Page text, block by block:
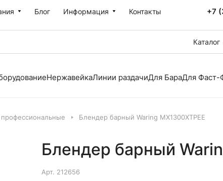
Блог Информация Контакты +7
Каталог
НержавейкаЛинии раздачиДля БараДля Фаст-
Блендер барный Waring MX1300XTPEE
Блендер барный
Арт. 212656